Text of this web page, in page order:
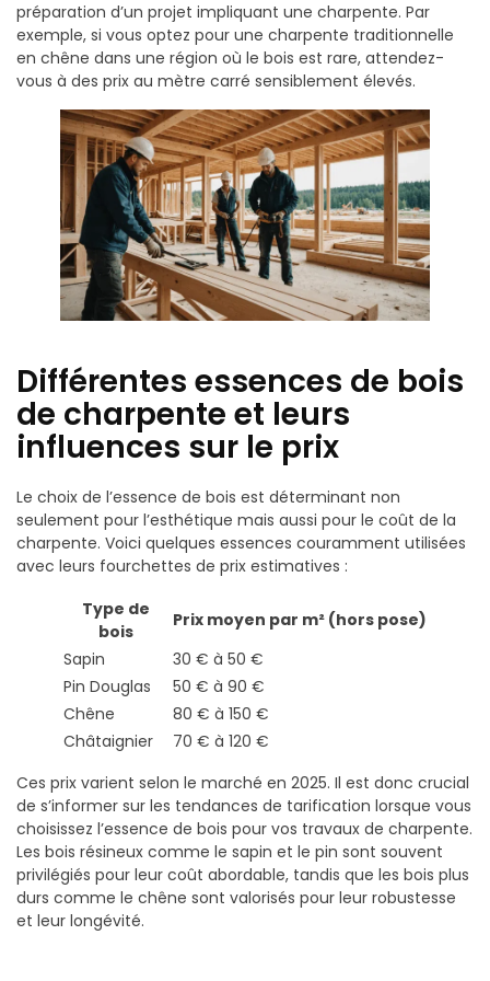
préparation d’un projet impliquant une charpente. Par
exemple, si vous optez pour une charpente traditionnelle
en chêne dans une région où le bois est rare, attendez-
vous à des prix au mètre carré sensiblement élevés.
Différentes essences de bois
de charpente et leurs
influences sur le prix
Le choix de l’essence de bois est déterminant non
seulement pour l’esthétique mais aussi pour le coût de la
charpente. Voici quelques essences couramment utilisées
avec leurs fourchettes de prix estimatives :
Type de
bois
Prix moyen par m² (hors pose)
Sapin
30 € à 50 €
Pin Douglas
50 € à 90 €
Chêne
80 € à 150 €
Châtaignier
70 € à 120 €
Ces prix varient selon le marché en 2025. Il est donc crucial
de s’informer sur les tendances de tarification lorsque vous
choisissez l’essence de bois pour vos travaux de charpente.
Les bois résineux comme le sapin et le pin sont souvent
privilégiés pour leur coût abordable, tandis que les bois plus
durs comme le chêne sont valorisés pour leur robustesse
et leur longévité.